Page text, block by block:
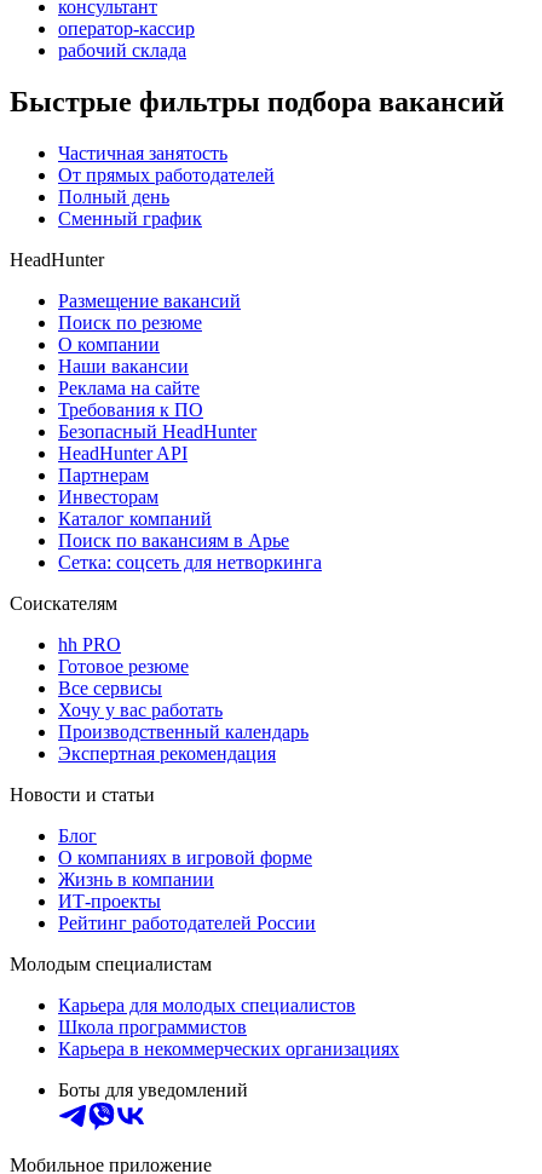
консультант
оператор-кассир
рабочий склада
Быстрые фильтры подбора вакансий
Частичная занятость
От прямых работодателей
Полный день
Сменный график
HeadHunter
Размещение вакансий
Поиск по резюме
О компании
Наши вакансии
Реклама на сайте
Требования к ПО
Безопасный HeadHunter
HeadHunter API
Партнерам
Инвесторам
Каталог компаний
Поиск по вакансиям в Арье
Сетка: соцсеть для нетворкинга
Соискателям
hh PRO
Готовое резюме
Все сервисы
Хочу у вас работать
Производственный календарь
Экспертная рекомендация
Новости и статьи
Блог
О компаниях в игровой форме
Жизнь в компании
ИТ-проекты
Рейтинг работодателей России
Молодым специалистам
Карьера для молодых специалистов
Школа программистов
Карьера в некоммерческих организациях
Боты для уведомлений
Мобильное приложение